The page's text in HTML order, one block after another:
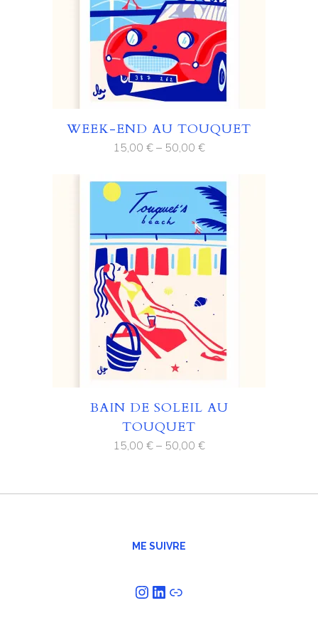
WEEK-END AU TOUQUET
15,00 €– 50,00 €
BAIN DE SOLEIL AU
TOUQUET
15,00 €– 50,00 €
ME SUIVRE
Instagram LinkedIn Lien